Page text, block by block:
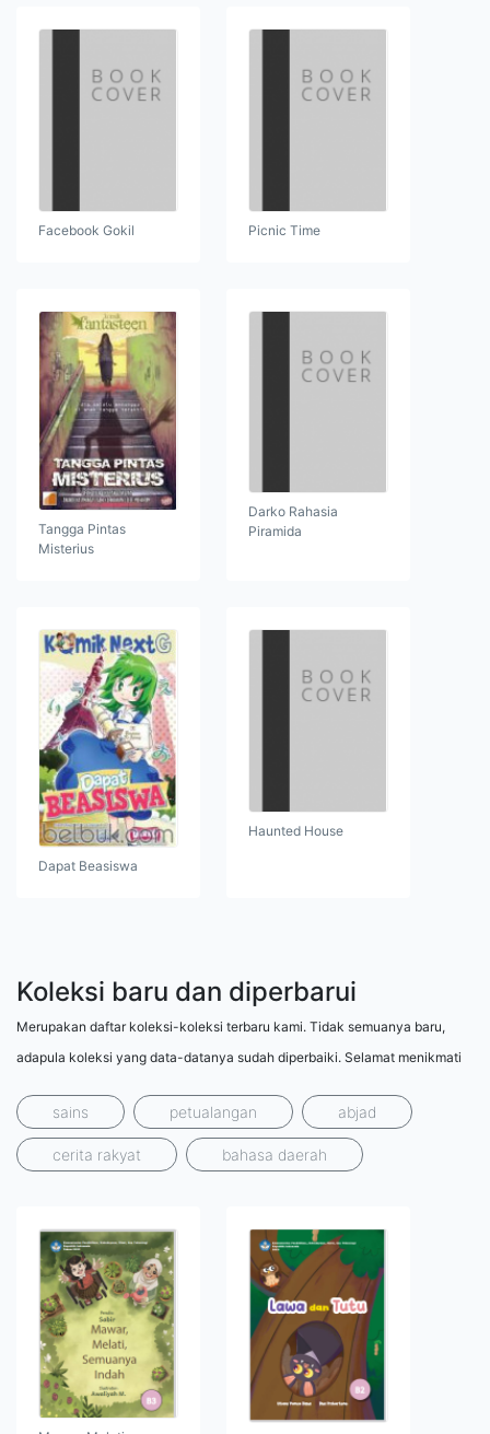
Facebook Gokil Picnic Time
Tangga Pintas
Misterius
Darko Rahasia
Piramida
Dapat Beasiswa
Haunted House
Koleksi baru dan diperbarui
Merupakan daftar koleksi-koleksi terbaru kami. Tidak semuanya baru,
adapula koleksi yang data-datanya sudah diperbaiki. Selamat menikmati
sains petualangan abjad
cerita rakyat bahasa daerah